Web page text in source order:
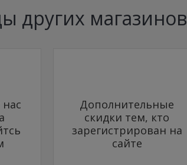
других магазинов
Дополнительные
скидки тем, кто
зарегистрирован на
сайте